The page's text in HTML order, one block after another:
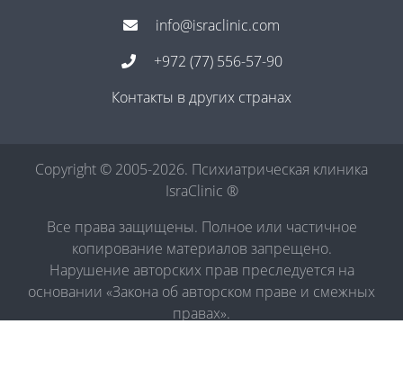
info@israclinic.com
+972 (77) 556-57-90
Контакты в других странах
Copyright © 2005-2026. Психиатрическая клиника
IsraClinic ®
Все права защищены. Полное или частичное
копирование материалов запрещено.
Нарушение авторских прав преследуется на
основании «Закона об авторском праве и смежных
правах».